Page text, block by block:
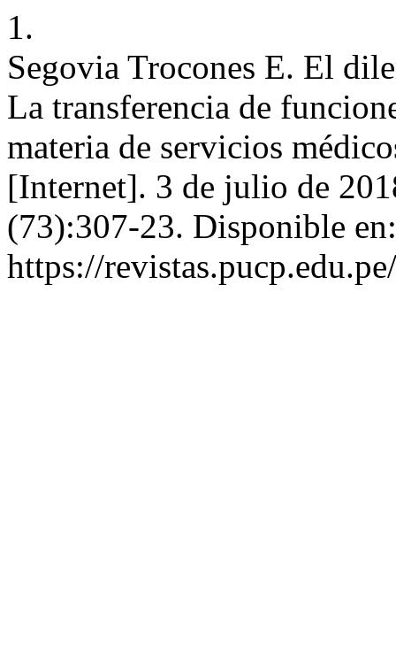
1.
Segovia Trocones E. El
La transferencia de
materia de servicios
[Internet]. 3 de julio de
(73):307-23. Disponible en:
https://